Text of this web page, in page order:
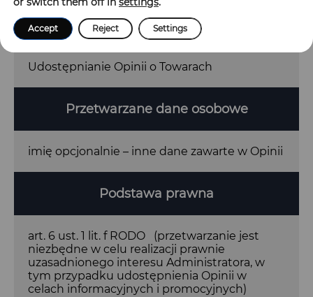
Cel przetwarzania
Udostępnianie Opinii o Towarach
Przetwarzane dane osobowe
imię opcjonalnie – inne dane zawarte w Opinii
Podstawa prawna
art. 6 ust. 1 lit. f RODO (przetwarzanie jest
niezbędne w celu realizacji prawnie
uzasadnionego interesu Administratora, w
tym przypadku udostępnienia Opinii w
celach informacyjnych i promocyjnych)
Accept Reject Settings